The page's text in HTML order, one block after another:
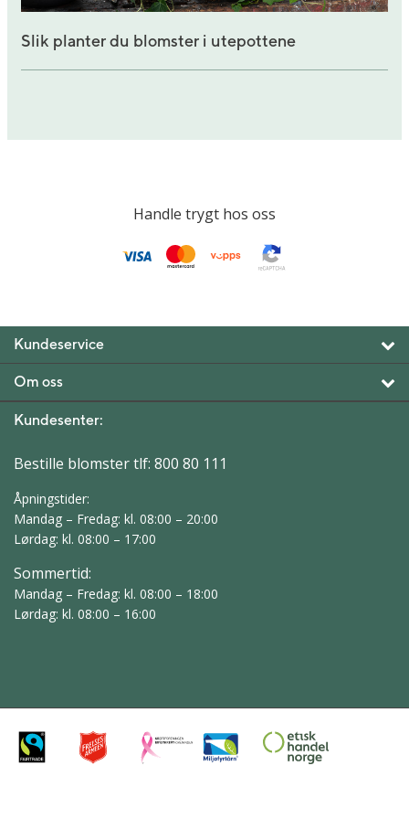
Slik planter du blomster i utepottene
Handle trygt hos oss
Kundeservice
Om oss
Kundesenter:
Bestille blomster tlf: 800 80 111
Åpningstider:
Mandag – Fredag: kl. 08:00 – 20:00
Lørdag: kl. 08:00 – 17:00
Sommertid:
Mandag – Fredag: kl. 08:00 – 18:00
Lørdag: kl. 08:00 – 16:00